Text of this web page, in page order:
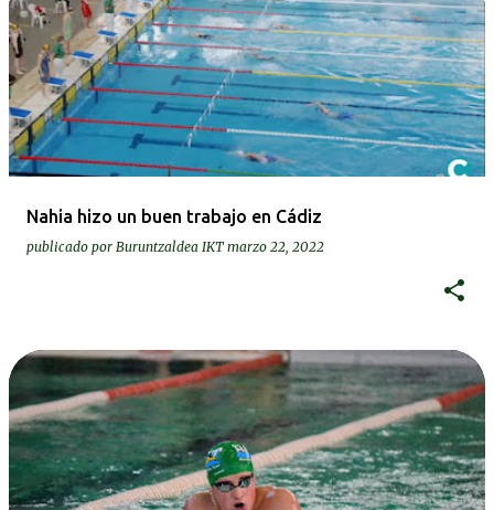
Nahia hizo un buen trabajo en Cádiz
publicado por Buruntzaldea IKT marzo 22, 2022